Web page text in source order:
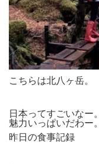
こちらは北八ヶ岳。
日本ってすごいなー。
魅力いっぱいだわー。
昨日の食事記録